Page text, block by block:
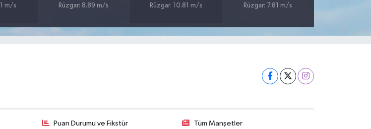
m/s
Rüzgar: 8.89 m/s
Rüzgar: 10.81 m/s
Rüzgar: 7.81 m/s
Puan Durumu ve Fikstür Tüm Manşetler